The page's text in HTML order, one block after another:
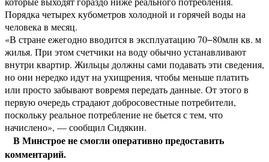
Порядка четырех кубометров холодной и горячей воды на
человека в месяц.
«В стране ежегодно вводится в эксплуатацию 70−80млн кв. м
жилья. При этом счетчики на воду обычно устанавливают
внутри квартир. Жильцы должны сами подавать эти сведения,
но они нередко идут на ухищрения, чтобы меньше платить
или просто забывают вовремя передать данные. От этого в
первую очередь страдают добросовестные потребители,
поскольку реальное потребление не бьется с тем, что
начислено», — сообщил Сидякин.
В Минстрое не смогли оперативно предоставить
комментарий.